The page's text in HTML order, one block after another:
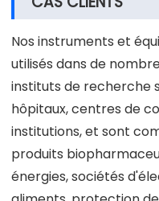
Nos instruments et
utilisés dans de
instituts de recherche
hôpitaux, centres de
institutions, et sont
produits
énergies, sociétés